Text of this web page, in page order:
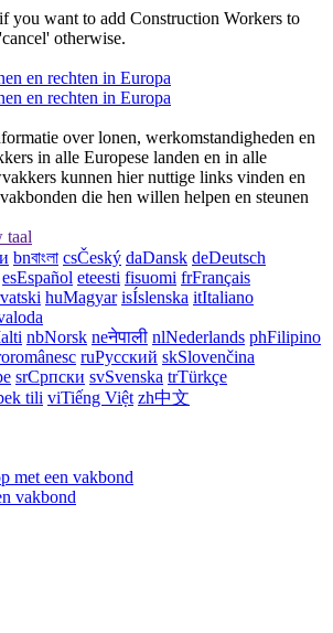
you want to add Construction Workers to
otherwise.
over lonen, werkomstandigheden en
in alle Europese landen en in alle
kunnen hier nuttige links vinden en
die hen willen helpen en steunen
taal
bnবাংলা csČeský daDansk deDeutsch
esEspañol eteesti fisuomi frFrançais
huMagyar isÍslenska itItaliano
nbNorsk neनेपाली nlNederlands phFilipino
românesc ruРусский skSlovenčina
srСрпски svSvenska trTürkçe
tili viTiếng Việt zh中文
met een vakbond
vakbond